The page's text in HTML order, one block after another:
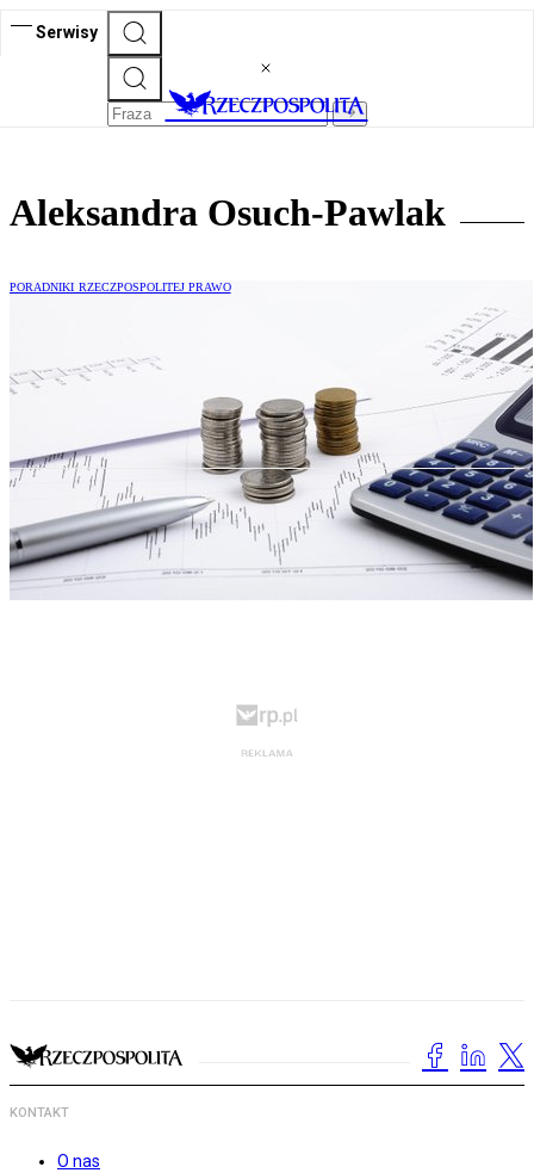
Serwisy
Aleksandra Osuch-Pawlak
PORADNIKI RZECZPOSPOLITEJ PRAWO
w zamówieniach publicznych. Kluczowe
zagadnienia i praktyki kontrolne
KONTAKT
O nas